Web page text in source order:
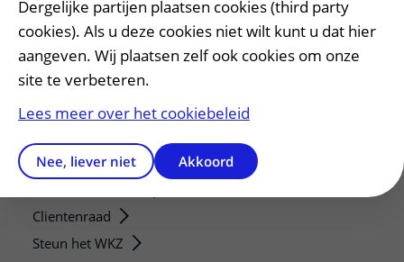
Patiëntenservice
Meedoen aan wetenschappelijk onderzoek
Clientenraad
Steun het WKZ
Dergelijke partijen plaatsen cookies (third party
cookies). Als u deze cookies niet wilt kunt u dat hier
aangeven. Wij plaatsen zelf ook cookies om onze
site te verbeteren.
Lees meer over het cookiebeleid
Nee, liever niet Akkoord